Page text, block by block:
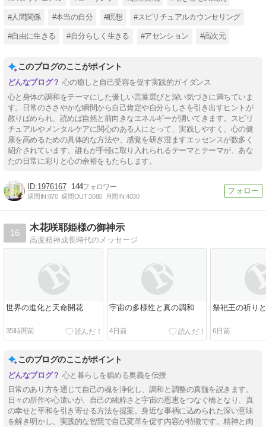
#人間関係 #本当の自分 #瞑想 #スピリチュアルカウンセリング
#自由に生きる #自分らしく生きる #アセンション #高次元
このブログのここがポイント
心の癒しと自己受容を促す実践的ガイダンス
心と身体の調和をテーマにした優しい言葉選びと深い気づきに満ちていま
す。日常のささやかな瞬間から自己肯定や自分らしさを引き出すヒントが
散りばめられ、読めば自然と前向きなエネルギーが湧いてきます。スピリ
チュアルやメンタルケアに関心のある人にとって、実践しやすく、心の健
康を高めるための具体的な方法や、感覚を研ぎ澄ますエッセンスが数多く
紹介されています。誰もが手軽に取り入れられるテーマとテーマが、あな
たの日常に彩りと心の余裕をもたらします。
1976167 144
週間IN:870 週間OUT:3080 月間IN:4030
16
木花咲耶姫様の御神示
高度精神成長時代のメッセージ
世界の進化と天命開花
35時間前
宇宙の多様性と真の調和
4日前
祭祀王の祈り
6日前
このブログのここがポイント
心と暮らしを鎮める奥義を伝授
日常のあり方を通じて自己の魂を浄化し、調和と調整の真髄を説きます。
日々の所作や心遣いが、自己の純粋さと宇宙の恩恵をつなぐ橋となり、真
の幸せと平和を引き寄せる方法を提案。身近な事柄に込められた深い意味
を解き明かし、実践的な智慧で自己変革を促す内容が特徴です。精神と肉